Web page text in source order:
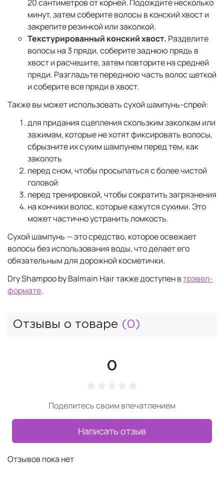
20 сантиметров от корней. Подождите несколько
минут, затем соберите волосы в конский хвост и
закрепите резинкой или заколкой.
Текстурированный конский хвост. Разделите
волосы на 3 пряди, соберите заднюю прядь в
хвост и расчешите, затем повторите на средней
пряди. Разгладьте переднюю часть волос щеткой
и соберите все пряди в хвост.
Также вы может использовать сухой шампунь-спрей:
для придания сцепления скользким заколкам или
зажимам, которые не хотят фиксировать волосы,
сбрызните их сухим шампунем перед тем, как
заколоть
перед сном, чтобы просыпаться с более чистой
головой
перед тренировкой, чтобы сократить загрязнения
на кончики волос, которые кажутся сухими. Это
может частично устранить ломкость.
Сухой шампунь — это средство, которое освежает
волосы без использования воды, что делает его
обязательным для дорожной косметички.
Dry Shampoo by Balmain Hair также доступен втрэвел-
формате.
Отзывы о товаре (0)
0
Поделитесь своим впечатлением
Написать отзыв
Отзывов пока нет